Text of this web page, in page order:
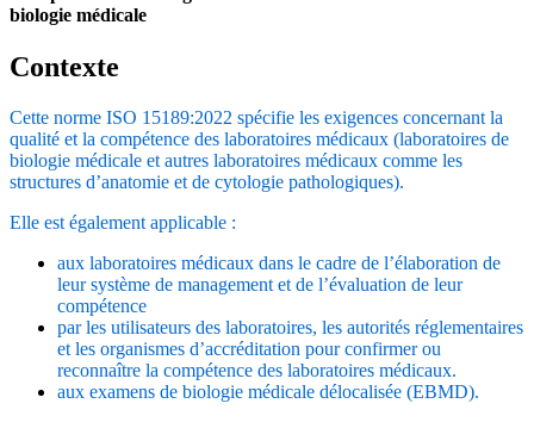
biologie médicale
Contexte
Cette norme ISO 15189:2022 spécifie les exigences concernant la
qualité et la compétence des laboratoires médicaux (laboratoires de
biologie médicale et autres laboratoires médicaux comme les
structures d’anatomie et de cytologie pathologiques).
Elle est également applicable :
aux laboratoires médicaux dans le cadre de l’élaboration de
leur système de management et de l’évaluation de leur
compétence
par les utilisateurs des laboratoires, les autorités réglementaires
et les organismes d’accréditation pour confirmer ou
reconnaître la compétence des laboratoires médicaux.
aux examens de biologie médicale délocalisée (EBMD).